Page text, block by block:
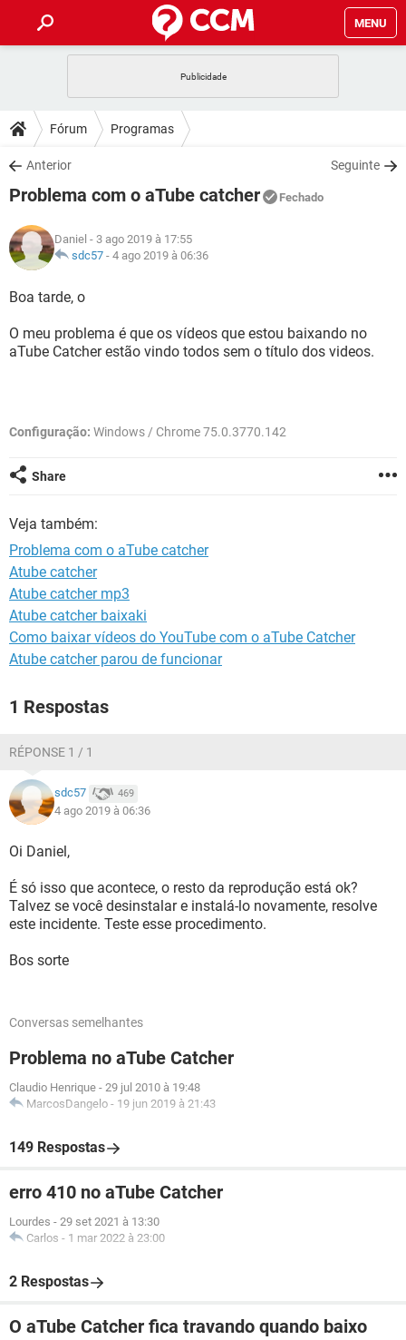
MENU
CELULAR
OUTLOOK
INSTAGRAM GMAIL
GUIA DE COMPRAS
DICAS
JOGOS
INSTAGRAM
GUIA DE COMPRAS
DOWNLOADS
JOGOS WHATSAPP
CELULAR
OUTLOOK
INSTAGRAM
JOGOS
CELULAR
OUTLOOK
INSTAGRAM GMAIL
GLOSSÁRIO
OUTLOOK EXCEL
Fórum Programas
Anterior Seguinte
Problema com o aTube catcher Fechado
Daniel - 3 ago 2019 à 17:55
sdc57 - 4 ago 2019 à 06:36
Boa tarde, o
O meu problema é que os vídeos que estou baixando no
aTube Catcher estão vindo todos sem o título dos videos.
Configuração: Windows / Chrome 75.0.3770.142
Share
Veja também:
Problema com o aTube catcher
Atube catcher
Atube catcher mp3
Atube catcher baixaki
Como baixar vídeos do YouTube com o aTube Catcher
Atube catcher parou de funcionar
1 Respostas
RÉPONSE 1 / 1
sdc57 469
4 ago 2019 à 06:36
Oi Daniel,
É só isso que acontece, o resto da reprodução está ok?
Talvez se você desinstalar e instalá-lo novamente, resolve
este incidente. Teste esse procedimento.
Bos sorte
Conversas semelhantes
Problema no aTube Catcher
Claudio Henrique - 29 jul 2010 à 19:48
MarcosDangelo - 19 jun 2019 à 21:43
149 Respostas
erro 410 no aTube Catcher
Lourdes - 29 set 2021 à 13:30
Carlos - 1 mar 2022 à 23:00
2 Respostas
O aTube Catcher fica travando quando baixo